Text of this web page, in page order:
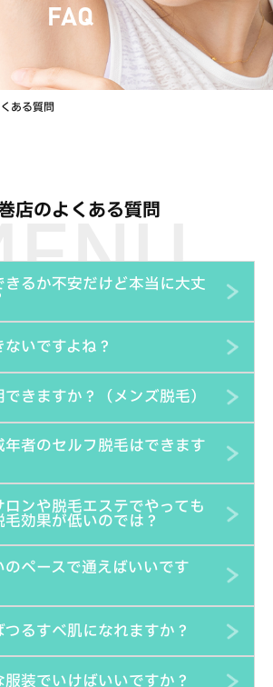
FAQ
ある質問
店のよくある質問
きるか不安だけど本当に大丈
はとても簡単なので大丈夫です。初回に
ないことがあれば、いつでもスタッフを
いですよね？
は別途1,100円でスタッフがお手伝いい
ートナーと2人で入室して背中を施術し
きます。
きますか？（メンズ脱毛）
も料金変わらずご利用可能です。男性も
なので、男性もぜひご利用ください。
者のセルフ脱毛はできます
お子様は親御様もしくは親権者様が同室
のであれば可能です。当店の脱毛機には
トな肌でも安全に使用できるチャイルド
ので、そちらを設定します。高校生以上
しくは親権者様の記入捺印をもらってご
ンや脱毛エステでやっても
毛効果が低いのでは？
資格も必要ないほど、カンタンです。当
ロンやクリニックで多数導入されている
用脱毛機を導入しています。マシンの性
、他人に施術してもらっても、自分で施
わりません。事実エステティシャンは自
のペースで通えばいいです
了までの期間によります。当店の脱毛マ
るすべ肌になれますか？
装でいけばいいですか？